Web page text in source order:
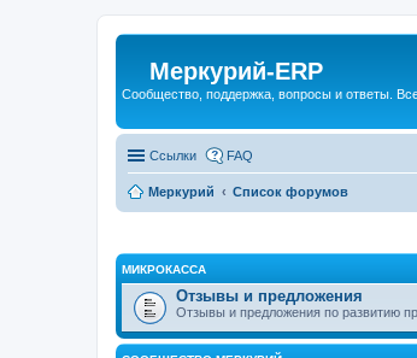
Меркурий-ERP
Сообщество, поддержка, вопросы и ответы.
Ссылки FAQ
Меркурий Список форумов
МИКРОКАССА
Отзывы и предложения
Отзывы и предложения по развитию